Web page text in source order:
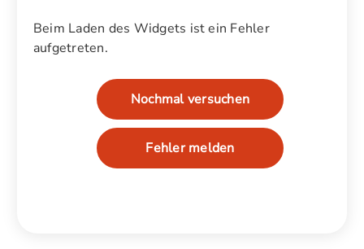
Beim Laden des Widgets ist ein Fehler
aufgetreten.
Nochmal versuchen
Fehler melden